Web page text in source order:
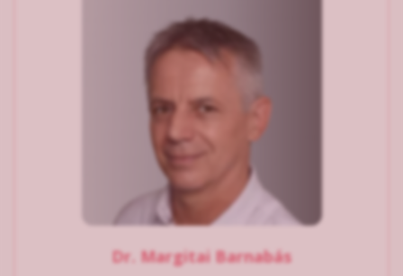
Dr. Margitai Barnabás